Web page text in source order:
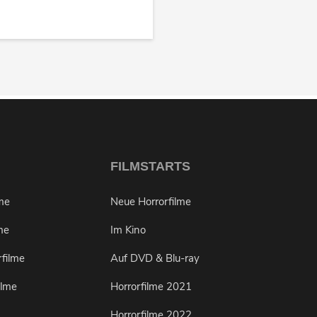
FILMSTARTS
Neue Horrorfilme
Im Kino
Auf DVD & Blu-ray
Horrorfilme 2021